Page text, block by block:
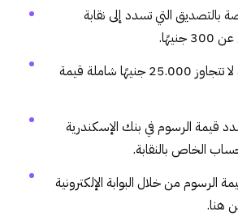
بالتصديق التي تسدد إلى نقابة
كما أن الرسوم التي تسدد لا تتجاوز 25.000 جنيهًا شاملة قيمة
قيمة الرسوم في بنك الإسكندرية
الخاص بالنقابة.
الرسوم من خلال البوابة الإلكترونية
هنا.